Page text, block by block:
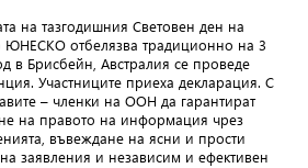
на тазгодишния Световен ден на
ЮНЕСКО отбелязва традиционно на 3
в Брисбейн, Австралия се проведе
Участниците приеха декларация. С
– членки на ООН да гарантират
на правото на информация чрез
въвеждане на ясни и прости
заявления и независим и ефективен